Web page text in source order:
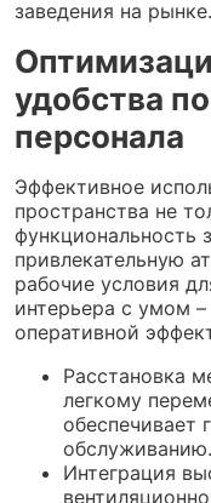
заведения на рынке.
удобства
персонала
Эффективное
пространства не
функциональность
привлекательную
рабочие условия
интерьера с умом
оперативной
Расстановка
легкому
обеспечивает
обслуживанию.
Интеграция